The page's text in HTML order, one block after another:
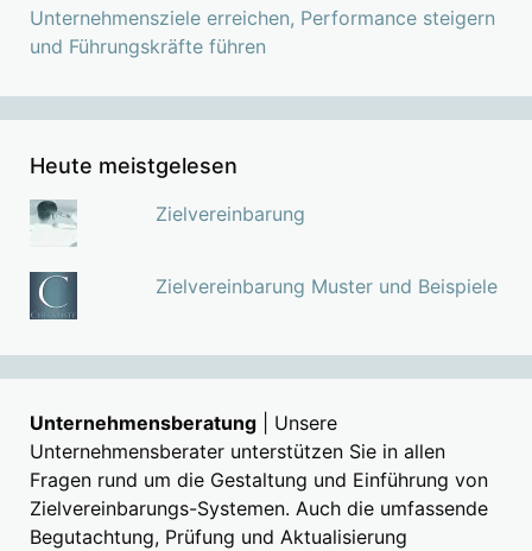
Unternehmensziele erreichen, Performance steigern
und Führungskräfte führen
Heute meistgelesen
Zielvereinbarung
Zielvereinbarung Muster und Beispiele
Unternehmensberatung | Unsere
Unternehmensberater unterstützen Sie in allen
Fragen rund um die Gestaltung und Einführung von
Zielvereinbarungs-Systemen. Auch die umfassende
Begutachtung, Prüfung und Aktualisierung